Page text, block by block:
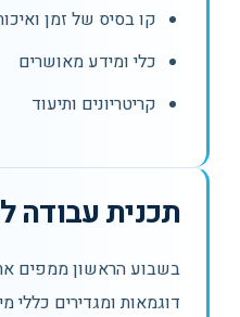
קו בסיס של זמן
כלי ומידע מאושרים
קריטריונים ותיעוד
תכנית עבודה ל-30
בשבוע הראשון ממפים
דוגמאות ומגדירים כללי